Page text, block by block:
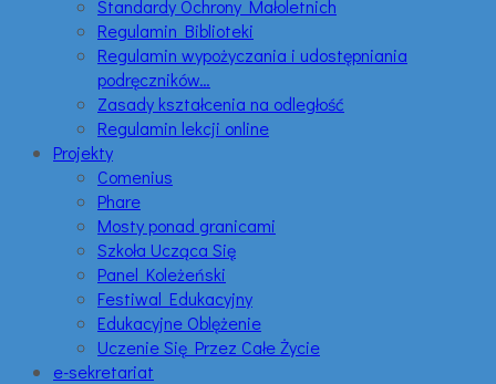
Standardy Ochrony Małoletnich
Regulamin Biblioteki
Regulamin wypożyczania i udostępniania
podręczników…
Zasady kształcenia na odległość
Regulamin lekcji online
Projekty
Comenius
Phare
Mosty ponad granicami
Szkoła Ucząca Się
Panel Koleżeński
Festiwal Edukacyjny
Edukacyjne Oblężenie
Uczenie Się Przez Całe Życie
e-sekretariat